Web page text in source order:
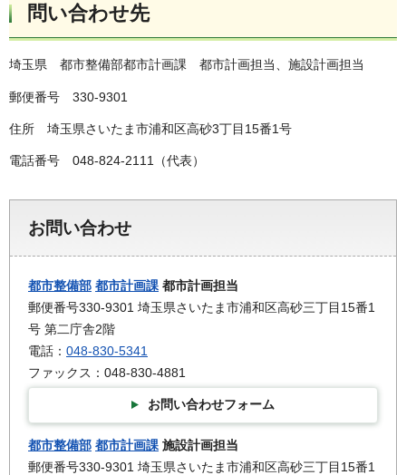
問い合わせ先
埼玉県 都市整備部都市計画課 都市計画担当、施設計画担当
郵便番号 330-9301
住所 埼玉県さいたま市浦和区高砂3丁目15番1号
電話番号 048-824-2111（代表）
お問い合わせ
都市整備部 都市計画課 都市計画担当
郵便番号330-9301 埼玉県さいたま市浦和区高砂三丁目15番1
号 第二庁舎2階
電話： 048-830-5341
ファックス：048-830-4881
お問い合わせフォーム
都市整備部 都市計画課 施設計画担当
郵便番号330-9301 埼玉県さいたま市浦和区高砂三丁目15番1